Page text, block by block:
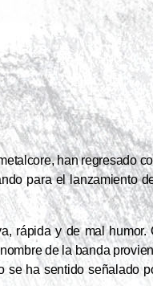
han regresado
para el lanzamiento
rápida y de mal
de la banda
se ha sentido señalado